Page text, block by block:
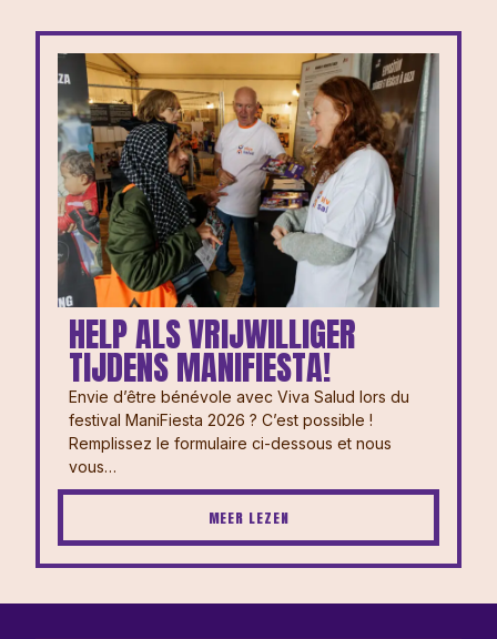
HELP ALS VRIJWILLIGER
TIJDENS MANIFIESTA!
Envie d’être bénévole avec Viva Salud lors du
festival ManiFiesta 2026 ? ⁠⁠C’est possible !
Remplissez le formulaire ci-dessous et nous
vous…
MEER LEZEN